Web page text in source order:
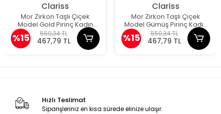
Clariss
Mor Zirkon Taşlı Çiçek
Model Gold Pirinç Kadın
Bileklik
%15 550,34 TL
467,79 TL
Clariss
Mor Zirkon Taşlı Çiçek
Model Gümüş Pirinç Kadın
Bileklik
%15 550,34 TL
467,79 TL
Hızlı Teslimat
Siparişleriniz en kısa sürede elinize ulaşır.